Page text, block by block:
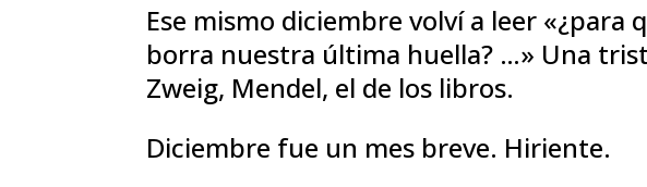
Ese mismo diciembre volví a leer
borra nuestra última huella? …» Una
Zweig, Mendel, el de los libros.
Diciembre fue un mes breve. Hiriente.